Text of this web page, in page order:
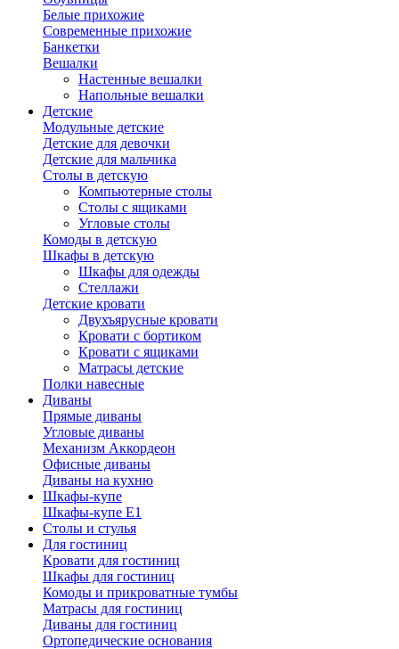
Белые прихожие
Современные прихожие
Банкетки
Вешалки
Настенные вешалки
Напольные вешалки
Детские
Модульные детские
Детские для девочки
Детские для мальчика
Столы в детскую
Компьютерные столы
Столы с ящиками
Угловые столы
Комоды в детскую
Шкафы в детскую
Шкафы для одежды
Стеллажи
Детские кровати
Двухъярусные кровати
Кровати с бортиком
Кровати с ящиками
Матрасы детские
Полки навесные
Диваны
Прямые диваны
Угловые диваны
Механизм Аккордеон
Офисные диваны
Диваны на кухню
Шкафы-купе
Шкафы-купе Е1
Столы и стулья
Для гостиниц
Кровати для гостиниц
Шкафы для гостиниц
Комоды и прикроватные тумбы
Матрасы для гостиниц
Диваны для гостиниц
Ортопедические основания